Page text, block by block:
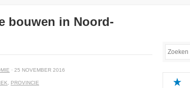
bouwen in Noord-
· 25 NOVEMBER 2016
PROVINCIE